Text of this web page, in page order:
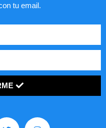
tu email.